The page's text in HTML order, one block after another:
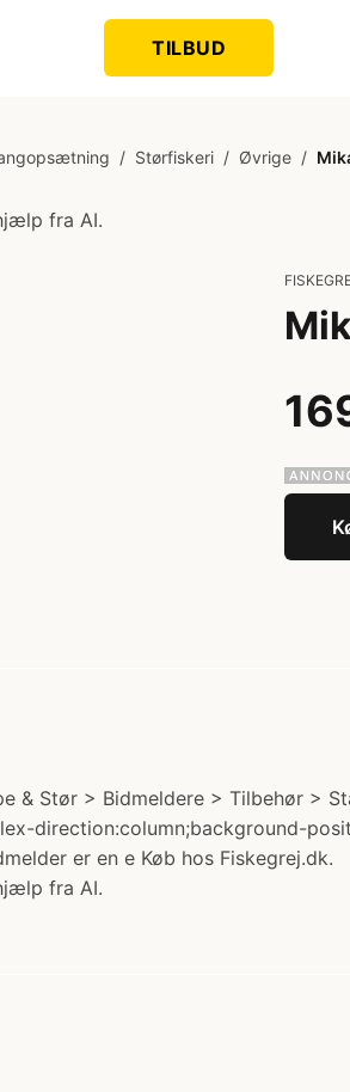
TILBUD
/ Størfiskeri / Øvrige /
fra AI.
& Stør > Bidmeldere > Tilbehør
direction:column;background-
er en e Køb hos Fiskegrej.dk.
fra AI.